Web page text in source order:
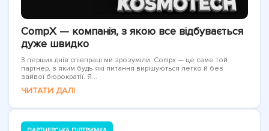
CompX — компанія, з якою все відбувається
дуже швидко
З перших днів співпраці ми зрозуміли: Compx — це саме той
партнер, з яким будь-які питання вирішуються легко й без
зайвої бюрократії. Я...
ЧИТАТИ ДАЛІ